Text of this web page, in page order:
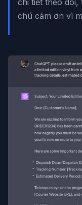
chú cảm ơn vì